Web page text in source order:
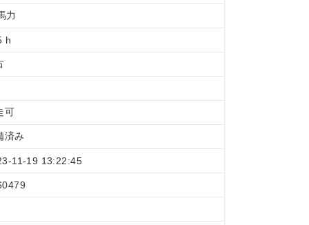
力
h
可
済み
11-19 13:22:45